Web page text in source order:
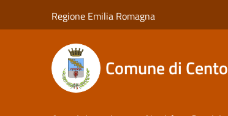
Regione Emilia Romagna
Comune di Cento